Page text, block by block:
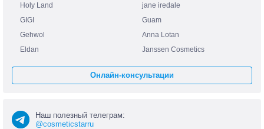
Holy Land
jane iredale
GIGI
Guam
Gehwol
Anna Lotan
Eldan
Janssen Cosmetics
Онлайн-консультации
Наш полезный телеграм:
@cosmeticstarru